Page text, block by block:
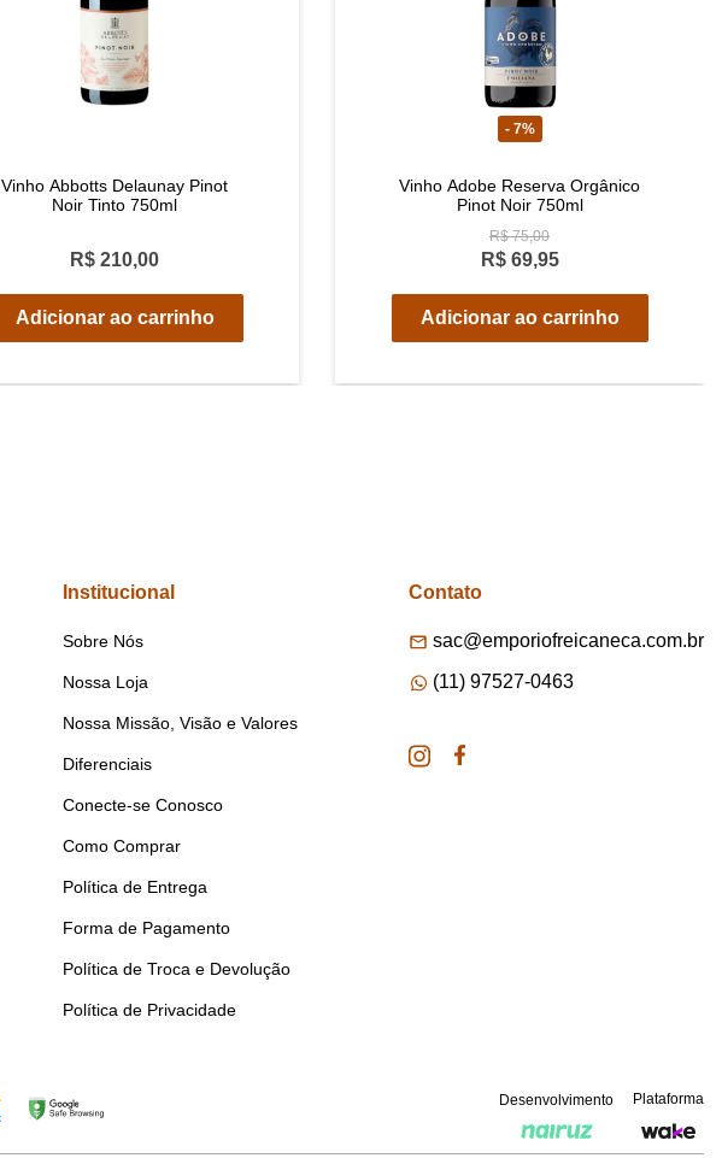
Vinho Abbotts Delaunay Pinot
Noir Tinto 750ml
R$ 210,00
Adicionar ao carrinho
- 7%
Vinho Adobe Reserva Orgânico
Pinot Noir 750ml
R$ 75,00
R$ 69,95
Adicionar ao carrinho
Institucional
Sobre Nós
Nossa Loja
Nossa Missão, Visão e Valores
Diferenciais
Conecte-se Conosco
Como Comprar
Política de Entrega
Forma de Pagamento
Política de Troca e Devolução
Política de Privacidade
Contato
sac@emporiofreicaneca.com.br
(11) 97527-0463
Desenvolvimento Plataforma